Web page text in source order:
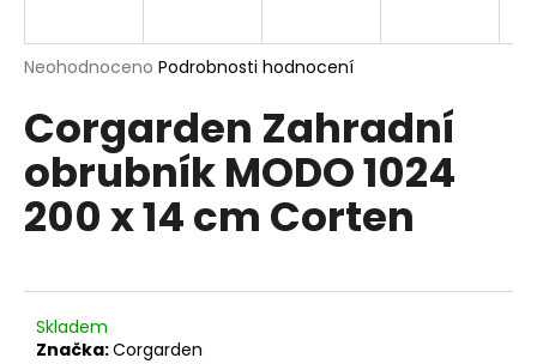
Průměrné
produktu
je
z
5
hvězdiček.
Neohodnoceno Podrobnosti hodnocení
Corgarden Zahradní
obrubník MODO 1024
200 x 14 cm Corten
Skladem
Značka:Corgarden
j
t
?